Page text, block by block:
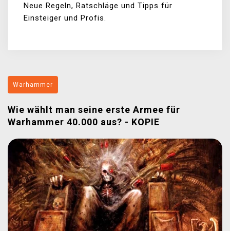
Neue Regeln, Ratschläge und Tipps für
Einsteiger und Profis.
Warhammer
Wie wählt man seine erste Armee für
Warhammer 40.000 aus? - KOPIE